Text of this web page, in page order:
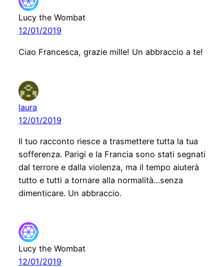
Lucy the Wombat
12/01/2019
Ciao Francesca, grazie mille! Un abbraccio a te!
laura
12/01/2019
Il tuo racconto riesce a trasmettere tutta la tua
sofferenza. Parigi e la Francia sono stati segnati
dal terrore e dalla violenza, ma il tempo aiuterà
tutto e tutti a tornare alla normalità…senza
dimenticare. Un abbraccio.
Lucy the Wombat
12/01/2019